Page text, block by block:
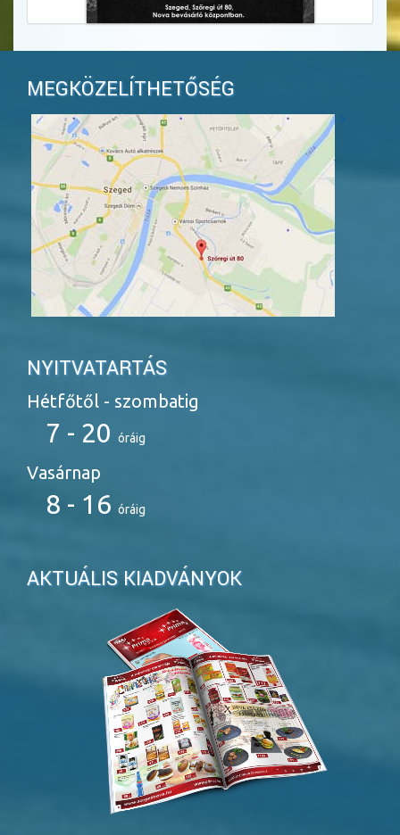
MEGKÖZELÍTHETŐSÉG
>
NYITVATARTÁS
Hétfőtől - szombatig
7 - 20 óráig
Vasárnap
8 - 16 óráig
AKTUÁLIS KIADVÁNYOK